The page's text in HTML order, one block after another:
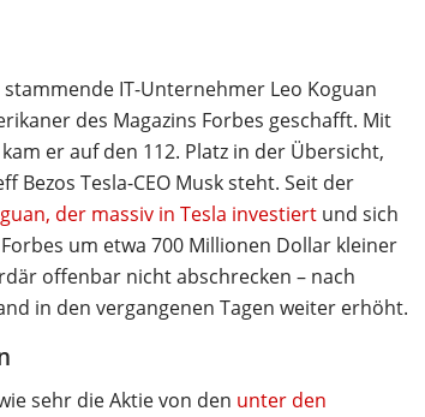
IT-Unternehmer Leo Koguan
des Magazins Forbes geschafft. Mit
er auf den 112. Platz in der Übersicht,
Bezos Tesla-CEO Musk steht. Seit der
der massiv in Tesla investiert und sich
um etwa 700 Millionen Dollar kleiner
offenbar nicht abschrecken – nach
in den vergangenen Tagen weiter erhöht.
sehr die Aktie von den unter den